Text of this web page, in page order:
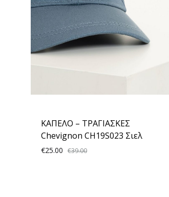
ΚΑΠΕΛΟ – ΤΡΑΓΙΑΣΚΕΣ
Chevignon CH19S023 Σιελ
€25.00 €39.00